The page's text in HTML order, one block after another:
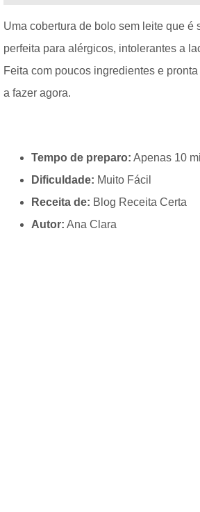
Uma cobertura de bolo sem leite que é
perfeita para alérgicos, intolerantes a
Feita com poucos ingredientes e
a fazer agora.
Tempo de preparo: Apenas 10
Dificuldade: Muito Fácil
Receita de: Blog Receita Certa
Autor: Ana Clara